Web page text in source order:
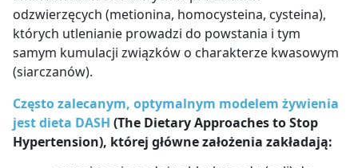
odzwierzęcych (metionina, homocysteina, cysteina),
których utlenianie prowadzi do powstania i tym
samym kumulacji związków o charakterze kwasowym
(siarczanów).
Często zalecanym, optymalnym modelem żywienia
jest dieta DASH (The Dietary Approaches to Stop
Hypertension), której główne założenia zakładają: